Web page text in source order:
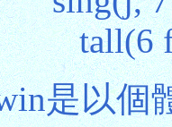
是以個